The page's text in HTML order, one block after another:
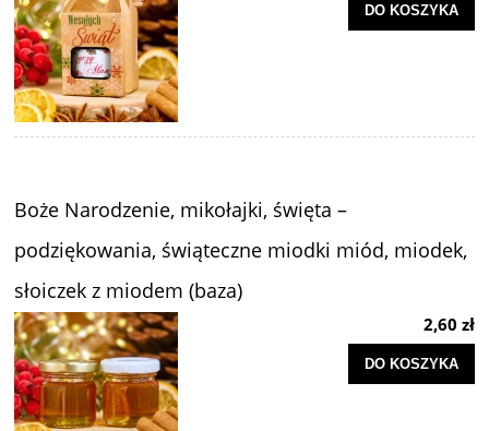
DO KOSZYKA
Boże Narodzenie, mikołajki, święta –
podziękowania, świąteczne miodki miód, miodek,
słoiczek z miodem (baza)
2,60 zł
DO KOSZYKA